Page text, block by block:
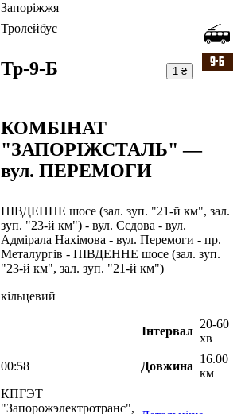
Запоріжжя
Тролейбус
Тр-9-Б 1 ₴
КОМБІНАТ
"ЗАПОРІЖСТАЛЬ" —
вул. ПЕРЕМОГИ
ПІВДЕННЕ шосе (зал. зуп. "21-й км", зал.
зуп. "23-й км") - вул. Сєдова - вул.
Адмірала Нахімова - вул. Перемоги - пр.
Металургів - ПІВДЕННЕ шосе (зал. зуп.
"23-й км", зал. зуп. "21-й км")
кільцевий
Інтервал
20-60
хв
00:58 Довжина
16.00
км
КПГЭТ
"Запорожэлектротранс",